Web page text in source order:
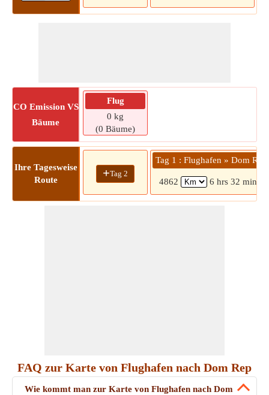
CO Emission VS
Bäume
Flug
0 kg
(0 Bäume)
Ihre Tagesweise
Route
+Tag 2
Tag 1 : Flughafen » Dom Rep
4862 6 hrs 32 mins
FAQ zur Karte von Flughafen nach Dom Rep
Wie kommt man zur Karte von Flughafen nach Dom